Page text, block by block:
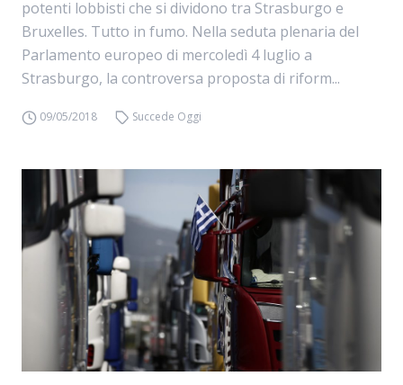
potenti lobbisti che si dividono tra Strasburgo e
Bruxelles. Tutto in fumo. Nella seduta plenaria del
Parlamento europeo di mercoledì 4 luglio a
Strasburgo, la controversa proposta di riform...
09/05/2018 Succede Oggi